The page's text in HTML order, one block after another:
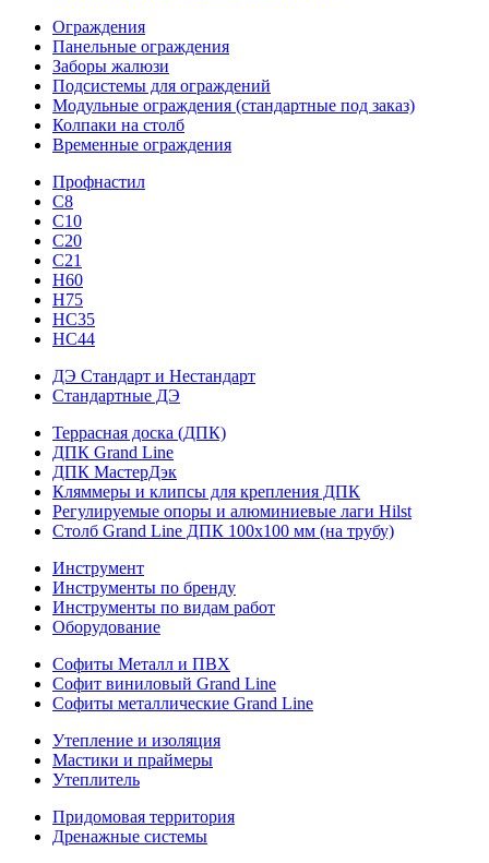
Ограждения
Панельные ограждения
Заборы жалюзи
Подсистемы для ограждений
Модульные ограждения (стандартные под заказ)
Колпаки на столб
Временные ограждения
Профнастил
С8
С10
С20
С21
H60
H75
HС35
НС44
ДЭ Стандарт и Нестандарт
Стандартные ДЭ
Террасная доска (ДПК)
ДПК Grand Line
ДПК МастерДэк
Кляммеры и клипсы для крепления ДПК
Регулируемые опоры и алюминиевые лаги Hilst
Столб Grand Line ДПК 100х100 мм (на трубу)
Инструмент
Инструменты по бренду
Инструменты по видам работ
Оборудование
Софиты Металл и ПВХ
Софит виниловый Grand Line
Софиты металлические Grand Line
Утепление и изоляция
Мастики и праймеры
Утеплитель
Придомовая территория
Дренажные системы